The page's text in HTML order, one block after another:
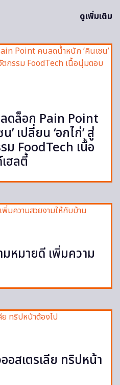
ดูเพิ่มเติม
ดล็อก Pain Point
เปลี่ยน ‘อกไก่’ สู่
รม FoodTech เนื้อ
ฮลตี้
หมายดี เพิ่มความ
อสเตรเลีย ทริปหน้า